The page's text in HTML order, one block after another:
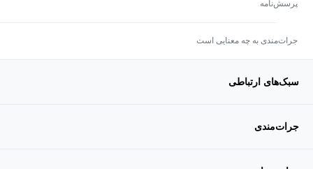
پرسش‌نامه
جرات‌مندی به چه معنایی است
سبک‌های ارتباطی
جرات‌مندی